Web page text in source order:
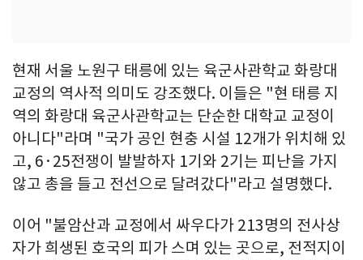
현재 서울 노원구 태릉에 있는 육군사관학교 화랑대
교정의 역사적 의미도 강조했다. 이들은 "현 태릉 지
역의 화랑대 육군사관학교는 단순한 대학교 교정이
아니다"라며 "국가 공인 현충 시설 12개가 위치해 있
고, 6·25전쟁이 발발하자 1기와 2기는 피난을 가지
않고 총을 들고 전선으로 달려갔다"라고 설명했다.
이어 "불암산과 교정에서 싸우다가 213명의 전사상
자가 희생된 호국의 피가 스며 있는 곳으로, 전적지이